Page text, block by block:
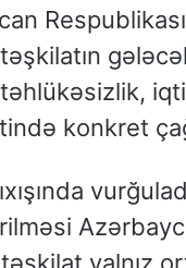
təşkilatın
konkret